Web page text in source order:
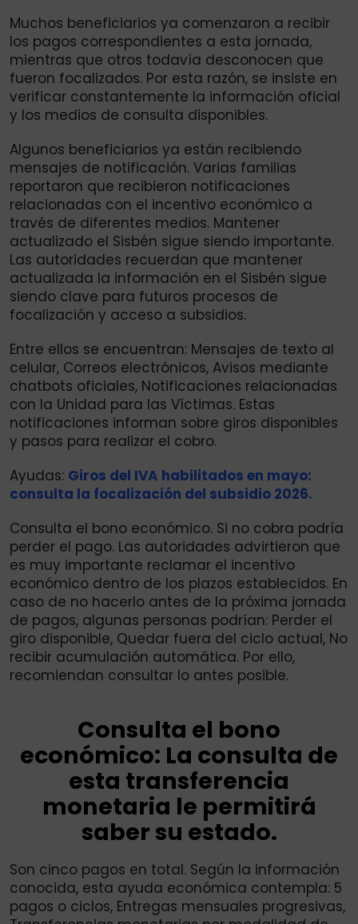
Muchos beneficiarios ya comenzaron a recibir
los pagos correspondientes a esta jornada,
mientras que otros todavía desconocen que
fueron focalizados. Por esta razón, se insiste en
verificar constantemente la información oficial
y los medios de consulta disponibles.
Algunos beneficiarios ya están recibiendo
mensajes de notificación. Varias familias
reportaron que recibieron notificaciones
relacionadas con el incentivo económico a
través de diferentes medios. Mantener
actualizado el Sisbén sigue siendo importante.
Las autoridades recuerdan que mantener
actualizada la información en el Sisbén sigue
siendo clave para futuros procesos de
focalización y acceso a subsidios.
Entre ellos se encuentran: Mensajes de texto al
celular, Correos electrónicos, Avisos mediante
chatbots oficiales, Notificaciones relacionadas
con la Unidad para las Víctimas. Estas
notificaciones informan sobre giros disponibles
y pasos para realizar el cobro.
Ayudas: Giros del IVA habilitados en mayo:
consulta la focalización del subsidio 2026.
Consulta el bono económico. Si no cobra podría
perder el pago. Las autoridades advirtieron que
es muy importante reclamar el incentivo
económico dentro de los plazos establecidos. En
caso de no hacerlo antes de la próxima jornada
de pagos, algunas personas podrían: Perder el
giro disponible, Quedar fuera del ciclo actual, No
recibir acumulación automática. Por ello,
recomiendan consultar lo antes posible.
Consulta el bono
económico: La consulta de
esta transferencia
monetaria le permitirá
saber su estado.
Son cinco pagos en total. Según la información
conocida, esta ayuda económica contempla: 5
pagos o ciclos, Entregas mensuales progresivas,